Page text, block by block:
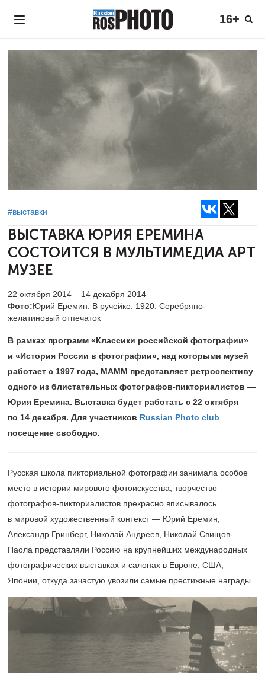
16+
#выставки
ВЫСТАВКА ЮРИЯ ЕРЕМИНА
СОСТОИТСЯ В МУЛЬТИМЕДИА АРТ
МУЗЕЕ
22 октября 2014 – 14 декабря 2014
Фото:Юрий Еремин. В ручейке. 1920. Серебряно-
желатиновый отпечаток
В рамках программ «Классики российской фотографии»
и «История России в фотографии», над которыми музей
работает с 1997 года, МАММ представляет ретроспективу
одного из блистательных фотографов-пикториалистов —
Юрия Еремина. Выставка будет работать с 22 октября
по 14 декабря. Для участников Russian Photo club
посещение свободно.
Русская школа пикториальной фотографии занимала особое
место в истории мирового фотоискусства, творчество
фотографов-пикториалистов прекрасно вписывалось
в мировой художественный контекст — Юрий Еремин,
Александр Гринберг, Николай Андреев, Николай Свищов-
Паола представляли Россию на крупнейших международных
фотографических выставках и салонах в Европе, США,
Японии, откуда зачастую увозили самые престижные награды.